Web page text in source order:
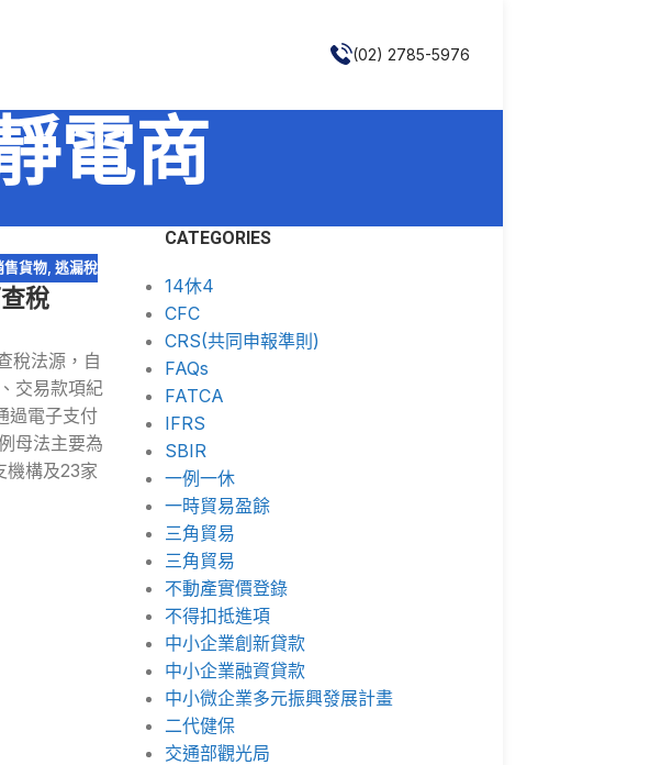
(02) 2785-5976
電商
售貨物, 逃漏稅
稅
稅法源，自
交易款項紀
過電子支付
母法主要為
機構及23家
CATEGORIES
14休4
CFC
CRS(共同申報準則)
FAQs
FATCA
IFRS
SBIR
一例一休
一時貿易盈餘
三角貿易
三角貿易
不動產實價登錄
不得扣抵進項
中小企業創新貸款
中小企業融資貸款
中小微企業多元振興發展計畫
二代健保
交通部觀光局